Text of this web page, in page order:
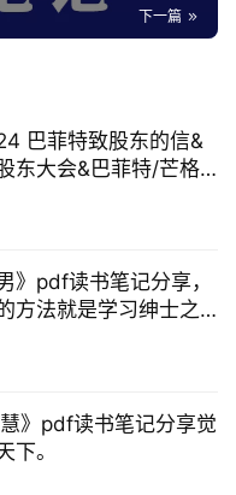
下一篇
巴菲特致股东的信&
东大会&巴菲特/芒格
》pdf读书笔记分享，
方法就是学习绅士之
慧》pdf读书笔记分享觉
下。